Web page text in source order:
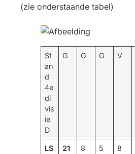
(zie onderstaande tabel)
St
an
d
4e
di
vis
ie
D
G G G V
LS
21 8 5 8